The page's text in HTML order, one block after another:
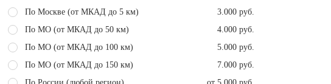
По Москве (от МКАД до 5 км)
3.000 руб.
По МО (от МКАД до 50 км)
4.000 руб.
По МО (от МКАД до 100 км)
5.000 руб.
По МО (от МКАД до 150 км)
7.000 руб.